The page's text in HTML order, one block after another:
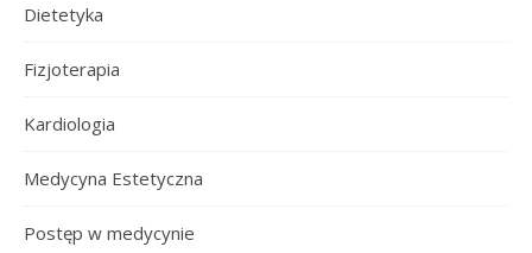
Dietetyka
Fizjoterapia
Kardiologia
Medycyna Estetyczna
Postęp w medycynie